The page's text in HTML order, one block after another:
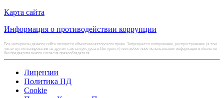
Карта сайта
Информация о противодействии коррупции
Все материалы данного сайта являются объектами авторского права. Запрещается копирование, распространение (в том
числе путем копирования на другие сайты и ресурсы в Интернете) или любое иное использование информации и объектов
без предварительного согласия правообладателя.
Лицензии
Политика ПД
Cookie